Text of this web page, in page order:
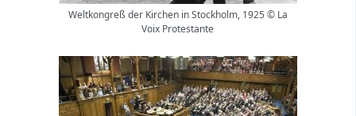
Weltkongreß der Kirchen in Stockholm, 1925 © La
Voix Protestante